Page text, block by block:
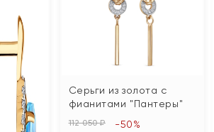
Серьги из золота с
фианитами "Пантеры"
112 050 ₽ -50%